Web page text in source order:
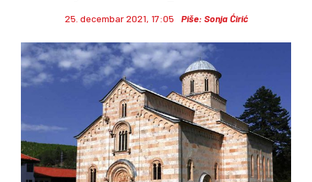
25. decembar 2021, 17:05 Piše: Sonja Ćirić